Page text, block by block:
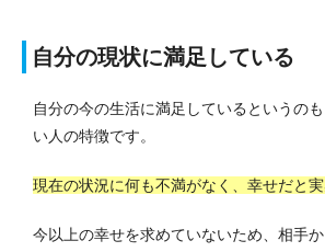
自分の現状に満足している
自分の今の生活に満足しているというの
い人の特徴です。
現在の状況に何も不満がなく、幸せだと
今以上の幸せを求めていないため、相手